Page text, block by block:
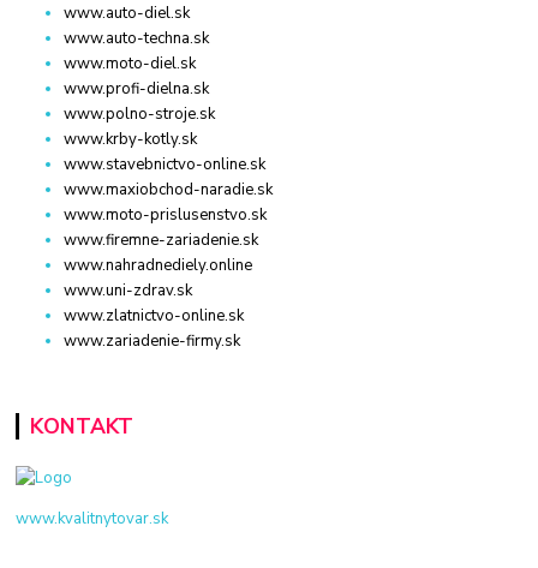
www.auto-diel.sk
www.auto-techna.sk
www.moto-diel.sk
www.profi-dielna.sk
www.polno-stroje.sk
www.krby-kotly.sk
www.stavebnictvo-online.sk
www.maxiobchod-naradie.sk
www.moto-prislusenstvo.sk
www.firemne-zariadenie.sk
www.nahradnediely.online
www.uni-zdrav.sk
www.zlatnictvo-online.sk
www.zariadenie-firmy.sk
KONTAKT
www.kvalitnytovar.sk